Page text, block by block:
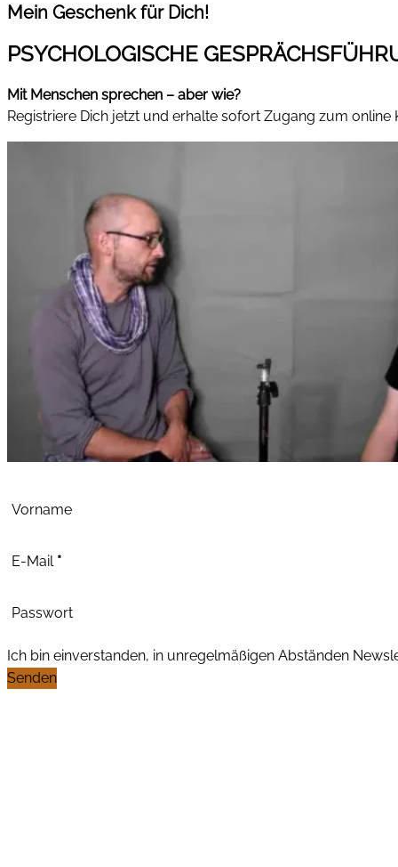
Mein Geschenk für Dich!
PSYCHOLOGISCHE
Mit Menschen sprechen – aber wie?
Registriere Dich jetzt und erhalte sofort Zugang zum online
Vorname
E-Mail *
Passwort
Ich bin einverstanden, in unregelmäßigen Abständen
Senden